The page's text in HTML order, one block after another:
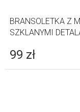
BRANSOLETKA Z
SZKLANYMI
99 zł